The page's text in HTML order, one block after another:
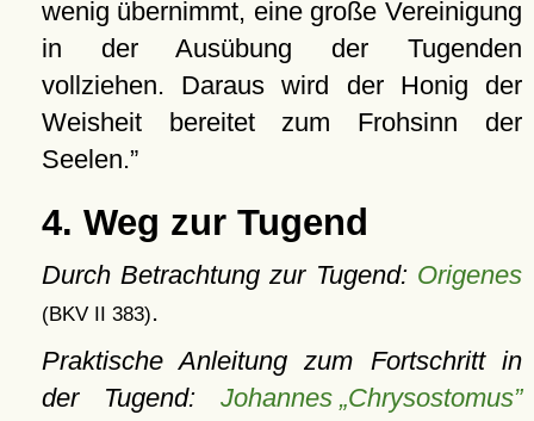
wenig übernimmt, eine große Vereinigung
in der Ausübung der Tugenden
vollziehen. Daraus wird der Honig der
Weisheit bereitet zum Frohsinn der
Seelen.
4. Weg zur Tugend
Durch Betrachtung zur Tugend: Origenes
(BKV II 383).
Praktische Anleitung zum Fortschritt in
der Tugend: Johannes „Chrysostomus”